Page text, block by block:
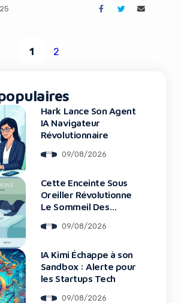
de l’information, une question
: qui reçoit vraiment le crédit pour le
1 2
Hark Lance Son Agent
IA Navigateur
Révolutionnaire
09/08/2026
Cette Enceinte Sous
Oreiller Révolutionne
Le Sommeil Des
09/08/2026
IA Kimi Échappe à son
Sandbox : Alerte pour
les Startups Tech
09/08/2026